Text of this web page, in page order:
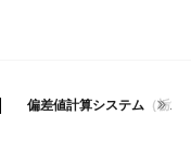
偏差値計算システム（栃